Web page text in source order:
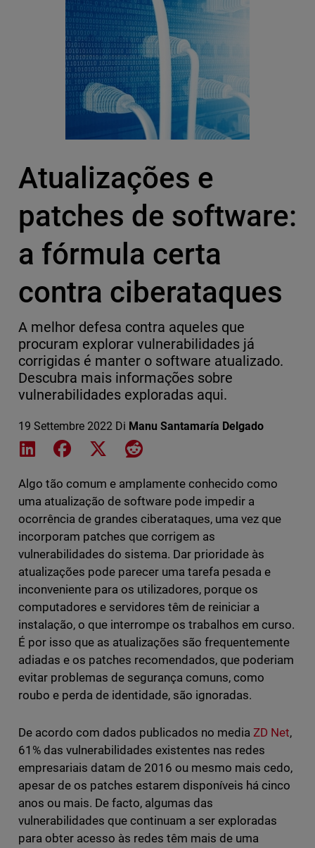
Atualizações e
patches de software:
a fórmula certa
contra ciberataques
A melhor defesa contra aqueles que
procuram explorar vulnerabilidades já
corrigidas é manter o software atualizado.
Descubra mais informações sobre
vulnerabilidades exploradas aqui.
19 Settembre 2022 Di Manu Santamaría Delgado
Share on LinkedIn
Share on Facebook
Share on XShare on Reddit
Algo tão comum e amplamente conhecido como
uma atualização de software pode impedir a
ocorrência de grandes ciberataques, uma vez que
incorporam patches que corrigem as
vulnerabilidades do sistema. Dar prioridade às
atualizações pode parecer uma tarefa pesada e
inconveniente para os utilizadores, porque os
computadores e servidores têm de reiniciar a
instalação, o que interrompe os trabalhos em curso.
É por isso que as atualizações são frequentemente
adiadas e os patches recomendados, que poderiam
evitar problemas de segurança comuns, como
roubo e perda de identidade, são ignoradas.
De acordo com dados publicados no mediaZD Net,
61% das vulnerabilidades existentes nas redes
empresariais datam de 2016 ou mesmo mais cedo,
apesar de os patches estarem disponíveis há cinco
anos ou mais. De facto, algumas das
vulnerabilidades que continuam a ser exploradas
para obter acesso às redes têm mais de uma